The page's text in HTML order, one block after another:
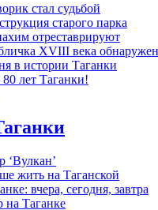
стал судьбой
старого парка
отреставрируют
XVIII века
в истории Таганки
лет Таганки!
‘Вулкан’
жить на Таганской
вчера, сегодня, завтра
на Таганке